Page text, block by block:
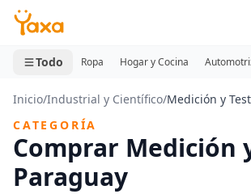
MINI CARRITO
0 productos
Todo Ropa Hogar y Cocina
Inicio/Industrial y Científico/Medición y Test
CATEGORÍA
Comprar Medición
Paraguay